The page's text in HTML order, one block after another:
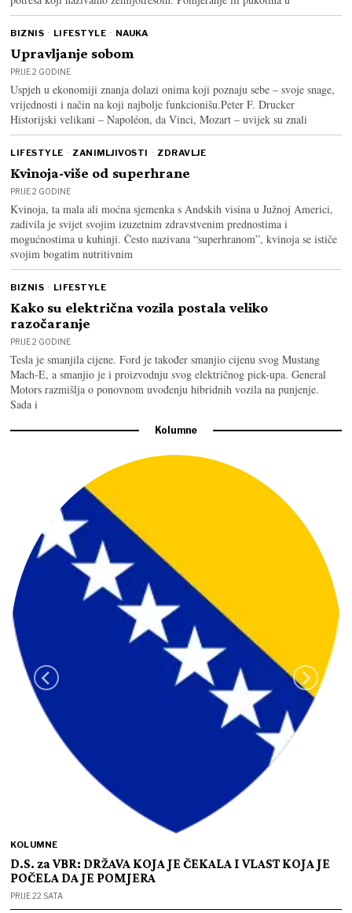
BIZNIS · LIFESTYLE · NAUKA
Upravljanje sobom
PRIJE 2 GODINE
Uspjeh u ekonomiji znanja dolazi onima koji poznaju sebe – svoje snage,
vrijednosti i način na koji najbolje funkcionišu.Peter F. Drucker
Historijski velikani – Napoléon, da Vinci, Mozart – uvijek su znali
LIFESTYLE · ZANIMLJIVOSTI · ZDRAVLJE
Kvinoja-više od superhrane
PRIJE 2 GODINE
Kvinoja, ta mala ali moćna sjemenka s Andskih visina u Južnoj Americi,
zadivila je svijet svojim izuzetnim zdravstvenim prednostima i
mogućnostima u kuhinji. Često nazivana “superhranom”, kvinoja se ističe
svojim bogatim nutritivnim
BIZNIS · LIFESTYLE
Kako su električna vozila postala veliko
razočaranje
PRIJE 2 GODINE
Tesla je smanjila cijene. Ford je također smanjio cijenu svog Mustang
Mach-E, a smanjio je i proizvodnju svog električnog pick-upa. General
Motors razmišlja o ponovnom uvođenju hibridnih vozila na punjenje.
Sada i
Kolumne
KOLUMNE
D.S. za VBR: DRŽAVA KOJA JE ČEKALA I VLAST KOJA JE
POČELA DA JE POMJERA
PRIJE 22 SATA